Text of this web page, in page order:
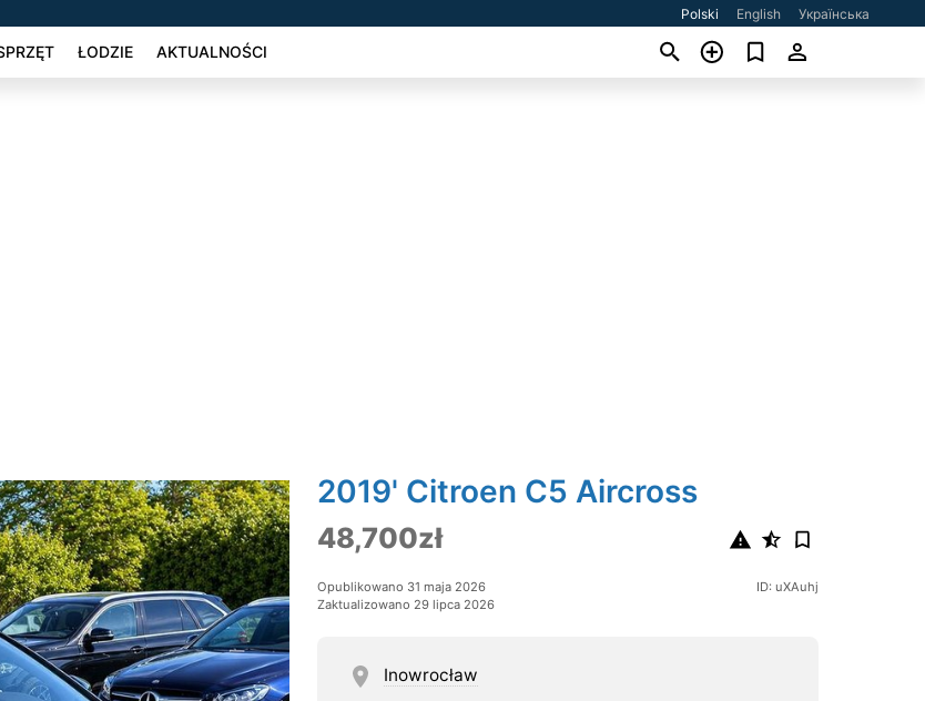
Polski English Українська
ŁODZIE AKTUALNOŚCI
2019' Citroen C5 Aircross
48,700zł
Opublikowano 31 maja 2026
Zaktualizowano 29 lipca 2026
ID: uXAuhj
Inowrocław